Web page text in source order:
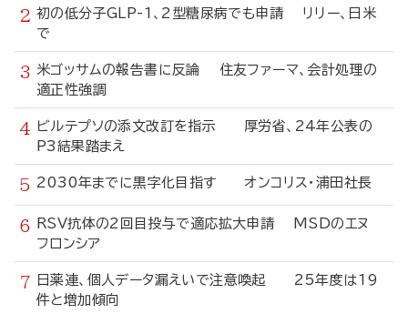
初の低分子GLP-1、2型糖尿病でも申請 リリー、日米
で
米ゴッサムの報告書に反論 住友ファーマ、会計処理の
適正性強調
ビルテプソの添文改訂を指示 厚労省、24年公表の
P3結果踏まえ
2030年までに黒字化目指す オンコリス・浦田社長
RSV抗体の2回目投与で適応拡大申請 MSDのエヌ
フロンシア
日薬連、個人データ漏えいで注意喚起 25年度は19
件と増加傾向